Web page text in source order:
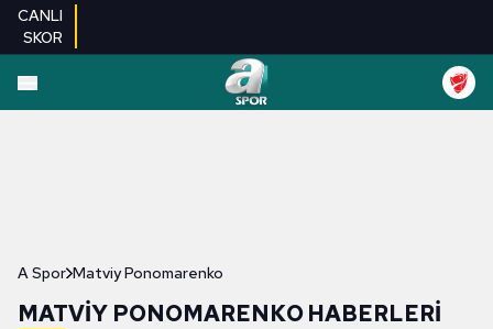
CANLI
SKOR
A Spor Matviy Ponomarenko
MATVIY PONOMARENKO HABERLERI